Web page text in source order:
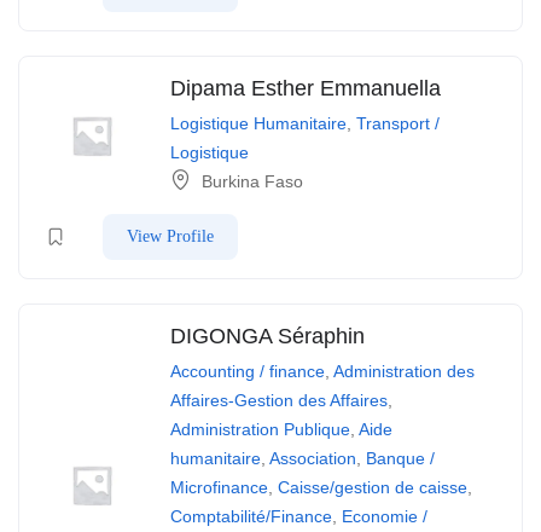
Dipama Esther Emmanuella
Logistique Humanitaire, Transport /
Logistique
Burkina Faso
View Profile
DIGONGA Séraphin
Accounting / finance, Administration des
Affaires-Gestion des Affaires,
Administration Publique, Aide
humanitaire, Association, Banque /
Microfinance, Caisse/gestion de caisse,
Comptabilité/Finance, Economie /